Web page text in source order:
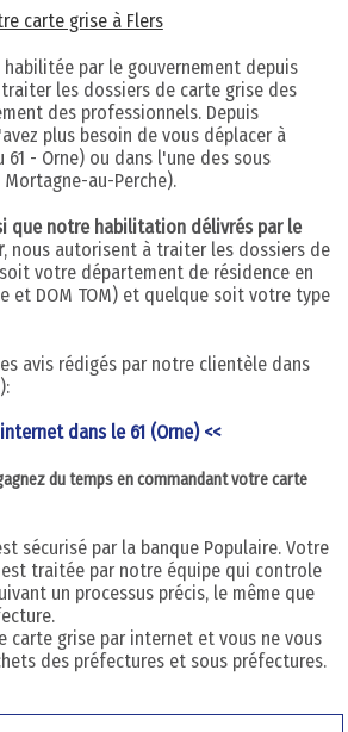
carte grise à Flers
par le gouvernement depuis
les dossiers de carte grise des
des professionnels. Depuis
plus besoin de vous déplacer à
- Orne) ou dans l'une des sous
au-Perche).
que notre habilitation délivrés par le
, nous autorisent à traiter les dossiers de
votre département de résidence en
et DOM TOM) et quelque soit votre type
avis rédigés par notre clientèle dans
dans le 61 (Orne) <<
du temps en commandant votre carte
sécurisé par la banque Populaire. Votre
traitée par notre équipe qui controle
un processus précis, le même que
carte grise par internet et vous ne vous
des préfectures et sous préfectures.